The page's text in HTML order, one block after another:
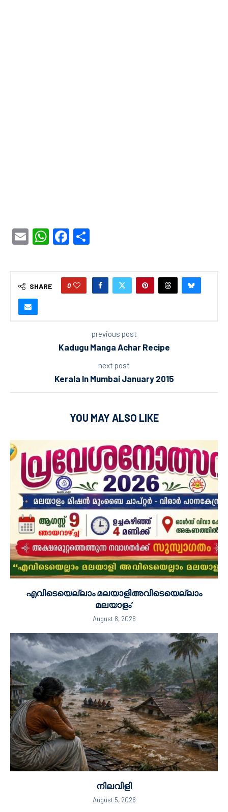
EmailWhatsApp
Facebook
SHARE 0
previous post
Kadugu Manga Achar Recipe
next post
Kerala In Mumbai January 2015
YOU MAY ALSO LIKE
എവിടെയെല്ലാം മലയാളിഅവിടെയെല്ലാം
മലയാളം’
August 8, 2026
നിലവിളി
August 5, 2026